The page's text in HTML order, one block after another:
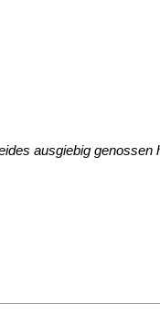
ausgiebig genossen